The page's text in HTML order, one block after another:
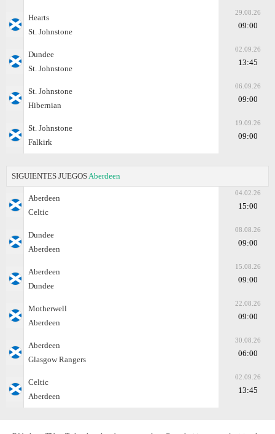
Hearts
St. Johnstone
29.08.26
09:00
Dundee
St. Johnstone
02.09.26
13:45
St. Johnstone
Hibernian
06.09.26
09:00
St. Johnstone
Falkirk
19.09.26
09:00
SIGUIENTES JUEGOS Aberdeen
Aberdeen
Celtic
04.02.26
15:00
Dundee
Aberdeen
08.08.26
09:00
Aberdeen
Dundee
15.08.26
09:00
Motherwell
Aberdeen
22.08.26
09:00
Aberdeen
Glasgow Rangers
30.08.26
06:00
Celtic
Aberdeen
02.09.26
13:45